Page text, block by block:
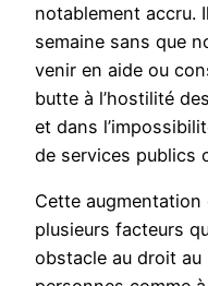
notablement accru.
semaine sans que
venir en aide ou
butte à l’hostilité
et dans
de services publics
Cette
plusieurs facteurs
obstacle au droit au